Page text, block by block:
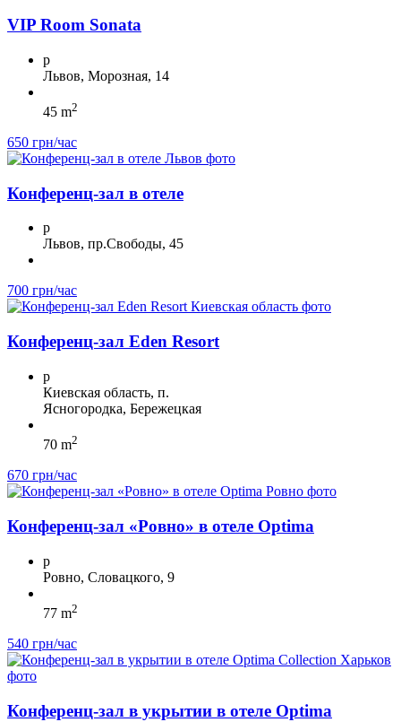
VIP Room Sonata
p
Львов, Морозная, 14
45 m2
650 грн/час
Конференц-зал в отеле
p
Львов, пр.Свободы, 45
700 грн/час
Конференц-зал Eden Resort
p
Киевская область, п.
Ясногородка, Бережецкая
70 m2
670 грн/час
Конференц-зал «Ровно» в отеле Optima
p
Ровно, Словацкого, 9
77 m2
540 грн/час
Конференц-зал в укрытии в отеле Optima